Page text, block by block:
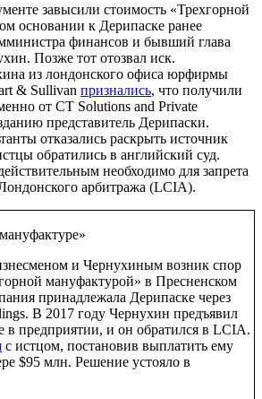
завысили стоимость «Трехгорной
основании к Дерипаске ранее
финансов и бывший глава
Позже тот отозвал иск.
из лондонского офиса юрфирмы
& Sullivan признались, что получили
от CT Solutions and Private
представитель Дерипаски.
отказались раскрыть источник
обратились в английский суд.
необходимо для запрета
арбитража (LCIA).
и Чернухиным возник спор
мануфактурой» в Пресненском
принадлежала Дерипаске через
В 2017 году Чернухин предъявил
в предприятии, и он обратился в LCIA.
с истцом, постановив выплатить ему
$95 млн. Решение устояло в